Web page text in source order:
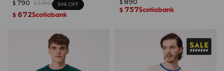
$ 790 $ 1.190 34
$ 672
$
$ 757